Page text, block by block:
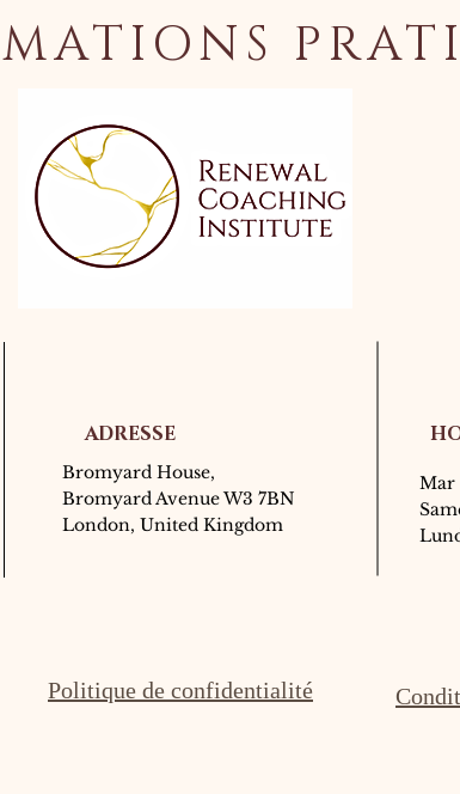
ADRESSE
Bromyard House,
Bromyard Avenue W3 7BN
London, United Kingdom
Mar
Politique de confidentialité